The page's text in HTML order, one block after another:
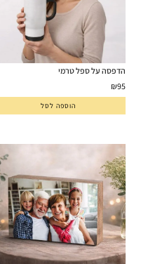
הדפסה על ספל טרמי
₪95
הוספה לסל